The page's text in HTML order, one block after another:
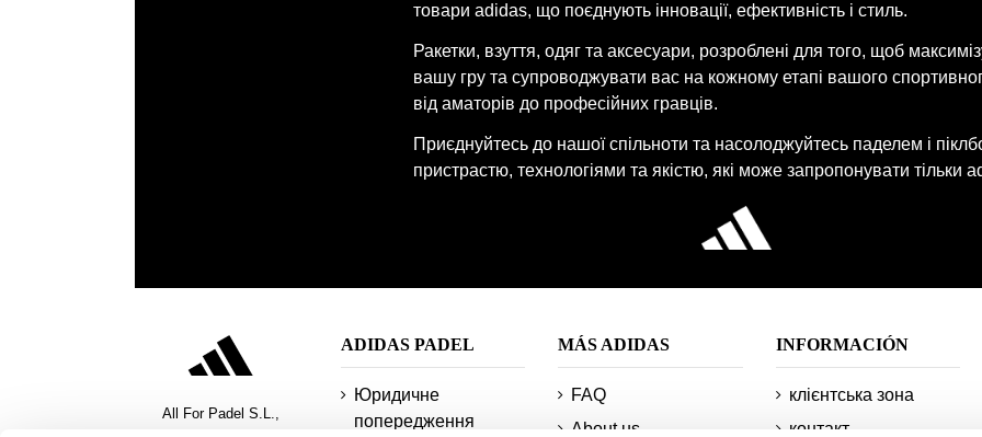
товари adidas, що поєднують інновації, ефективність і стиль.
Ракетки, взуття, одяг та аксесуари, розроблені для того, щоб
вашу гру та супроводжувати вас на кожному етапі вашого
від аматорів до професійних гравців.
Приєднуйтесь до нашої спільноти та насолоджуйтесь паделем і
пристрастю, технологіями та якістю, які може запропонувати тільки
All For Padel S.L.,
ADIDAS PADEL
Юридичне
попередження
MÁS ADIDAS
FAQ
About us
INFORMACIÓN
клієнтська зона
контакт